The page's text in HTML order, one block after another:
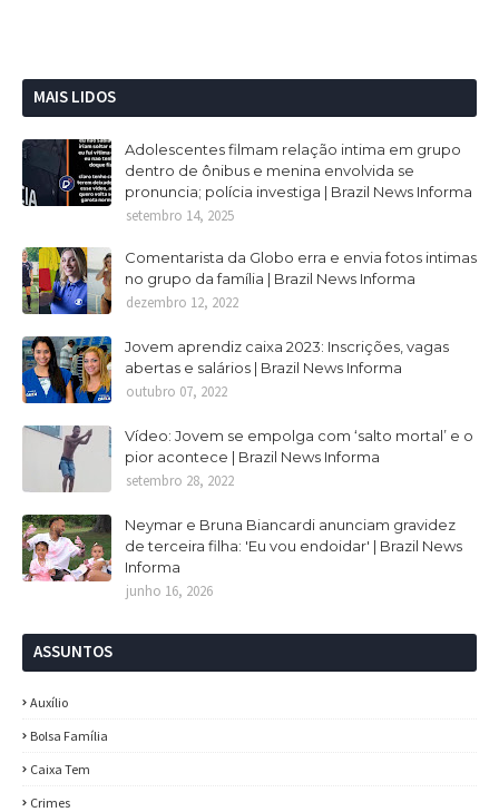
MAIS LIDOS
Adolescentes filmam relação intima em grupo
dentro de ônibus e menina envolvida se
pronuncia; polícia investiga | Brazil News Informa
setembro 14, 2025
Comentarista da Globo erra e envia fotos intimas
no grupo da família | Brazil News Informa
dezembro 12, 2022
Jovem aprendiz caixa 2023: Inscrições, vagas
abertas e salários | Brazil News Informa
outubro 07, 2022
Vídeo: Jovem se empolga com ‘salto mortal’ e o
pior acontece | Brazil News Informa
setembro 28, 2022
Neymar e Bruna Biancardi anunciam gravidez
de terceira filha: 'Eu vou endoidar' | Brazil News
Informa
junho 16, 2026
ASSUNTOS
Auxílio
Bolsa Família
Caixa Tem
Crimes